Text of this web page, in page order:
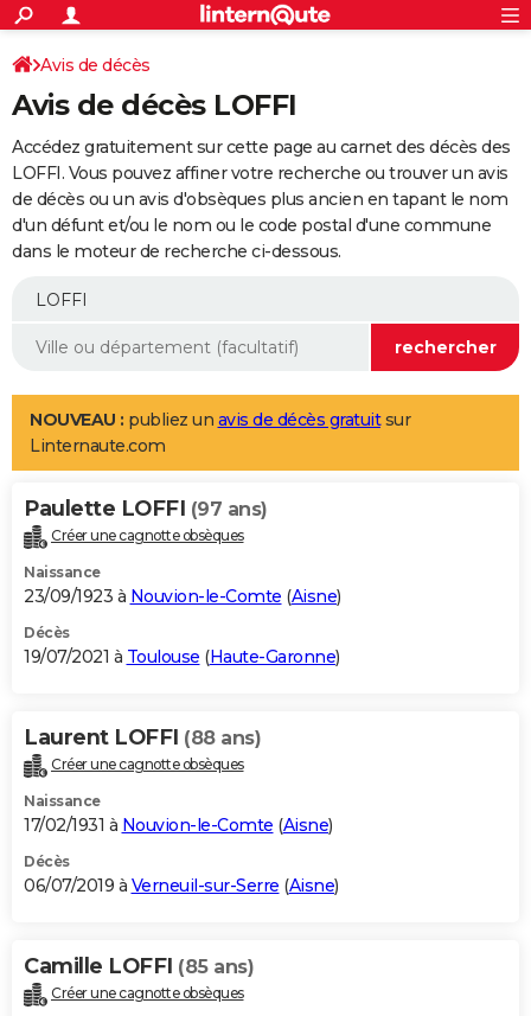
ACTUALITÉS
Politique
Société
Faits Divers
Education
Monde
Villes
+
SPORT
Coupe du monde 2026
Football
Tennis
Cyclisme
Rugby
Forum
Programme TV
TNTStreaming
Cinéma
Sorties cinéma
Musique
+
FINANCE
Retraite
Impôts
Epargne
Immobilier
Risques naturels par ville
Banque
Assurance
Crédit
AUTO
Essais
Réserver un essai
Citadines
Berlines
SUV
Forum auto
+
Mobiles
Meilleur smartphone
Internet
Ordinateurs
Jeux vidéo
Guide high-tech
Aménagement intérieur
LIFESTYLE
Art de vivre
Bien-être
Loisirs
Mode
Modes de vie
Alimentation
Guide de la santé
Maladies
Médicaments
Sommeil
VOYAGE
Destinations
City break
Voyage nature
Voyage de noces
Forum
Climat
+PHOTO
GUIDES D'ACHAT
BONS PLANS
Carte de Noël
Carte Bonne année
Carte Saint-Valentin
Carte Pâques
Carte d'anniversaire
DICTIONNAIRE
Dictionnaire
Biographies
Citations
Expressions
Proverbes
PROGRAMME TV
S'inscrire
Se connecter
Lycées
Collèges
Primaires
Universités
Entreprises
Service militaire
Avis de recherche
AVIS DE DÉCÈS
Bricolage
Lifestyle
Culture
Sport
Auto
Television
Voyage
Cinema
Avis de décès
Avis de décès LOFFI
Accédez gratuitement sur cette page au carnet des décès des
LOFFI. Vous pouvez affiner votre recherche ou trouver un avis
de décès ou un avis d'obsèques plus ancien en tapant le nom
d'un défunt et/ou le nom ou le code postal d'une commune
dans le moteur de recherche ci-dessous.
NOUVEAU : publiez un avis de décès gratuitsur
Linternaute.com
Paulette LOFFI (97 ans)
Créer une cagnotte obsèques
Naissance
23/09/1923 à Nouvion-le-Comte (Aisne)
Décès
19/07/2021 à Toulouse (Haute-Garonne)
Laurent LOFFI (88 ans)
Créer une cagnotte obsèques
Naissance
17/02/1931 à Nouvion-le-Comte (Aisne)
Décès
06/07/2019 à Verneuil-sur-Serre (Aisne)
Camille LOFFI (85 ans)
Créer une cagnotte obsèques